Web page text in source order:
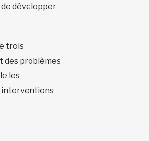
de développer
trois
des problèmes
les
interventions